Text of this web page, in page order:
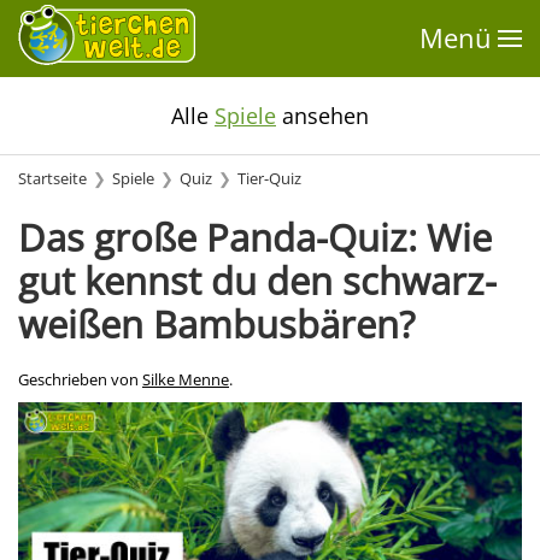
Menü
Alle Spiele ansehen
Startseite Spiele Quiz Tier-Quiz
Das große Panda-Quiz: Wie
gut kennst du den schwarz-
weißen Bambusbären?
Geschrieben von Silke Menne.